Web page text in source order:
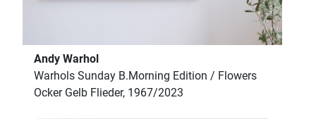
Andy Warhol
Warhols Sunday B.Morning Edition / Flowers
Ocker Gelb Flieder, 1967/2023